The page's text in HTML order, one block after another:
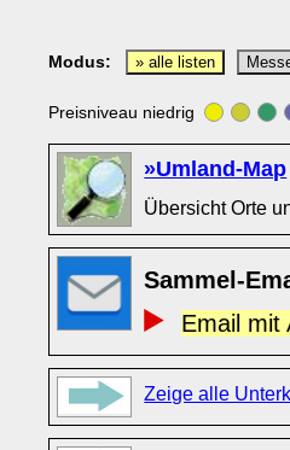
Modus: » alle listen
Preisniveau niedrig
»Umland-Map
Übersicht Orte
Sammel-
Email mit
Zeige alle